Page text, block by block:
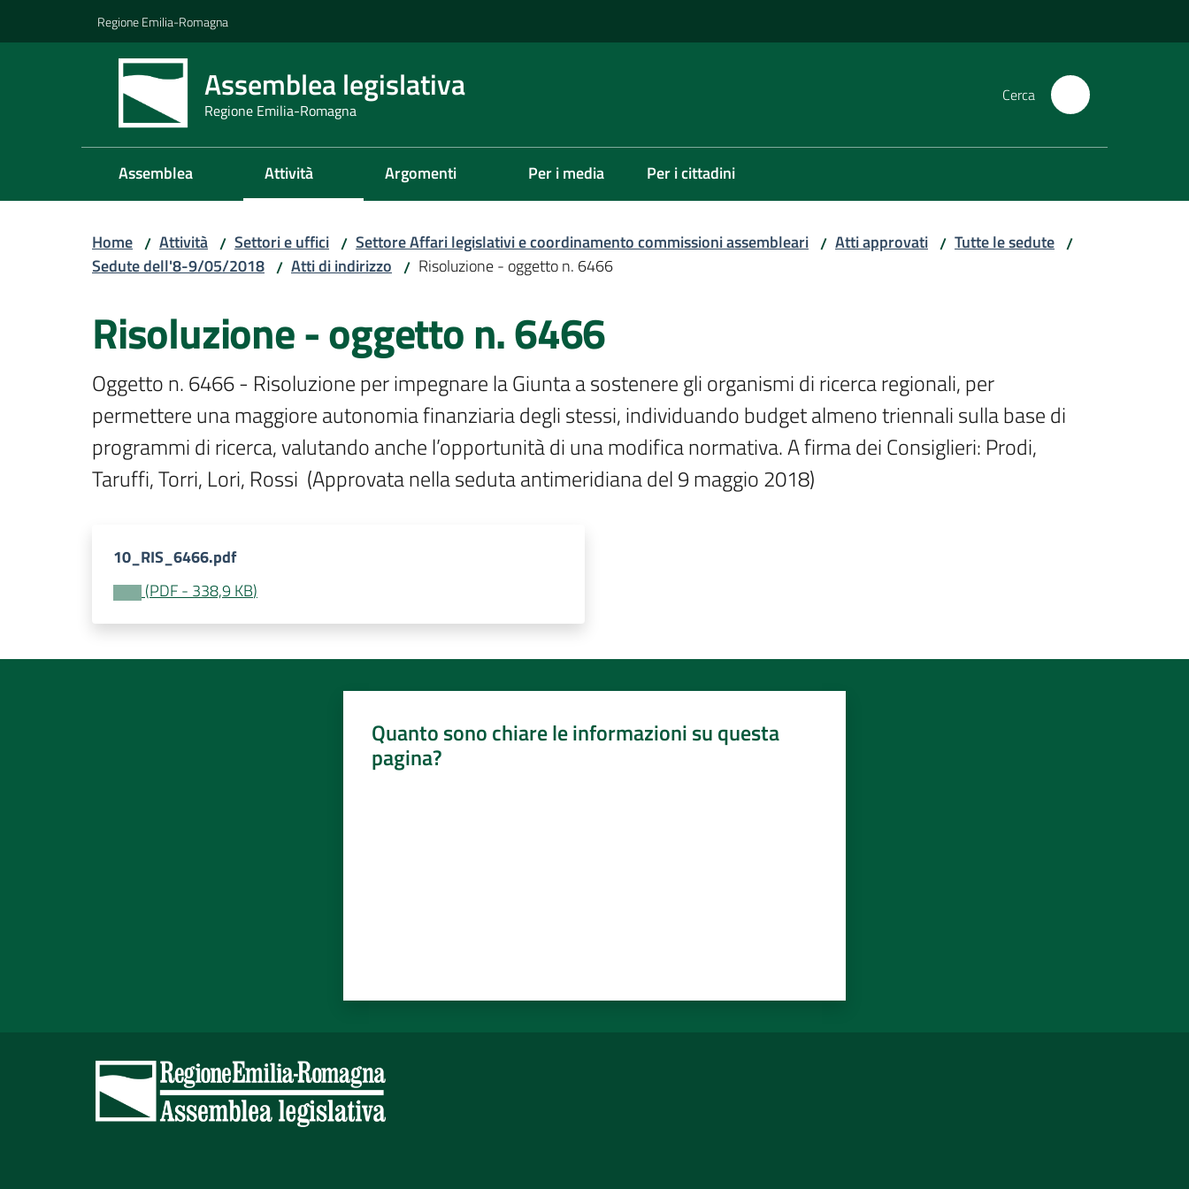
Regione Emilia-Romagna
Assemblea legislativa
Regione Emilia-Romagna
Cerca
Assemblea Attività Argomenti Per i media Per i cittadini
Home / Attività / Settori e uffici / Settore Affari legislativi e coordinamento commissioni assembleari / Atti approvati / Tutte le sedute /
Sedute dell'8-9/05/2018 / Atti di indirizzo / Risoluzione - oggetto n. 6466
Risoluzione - oggetto n. 6466
Oggetto n. 6466 - Risoluzione per impegnare la Giunta a sostenere gli organismi di ricerca regionali, per
permettere una maggiore autonomia finanziaria degli stessi, individuando budget almeno triennali sulla base di
programmi di ricerca, valutando anche l’opportunità di una modifica normativa. A firma dei Consiglieri: Prodi,
Taruffi, Torri, Lori, Rossi  (Approvata nella seduta antimeridiana del 9 maggio 2018)
10_RIS_6466.pdf
(PDF- 338,9 KB)
Quanto sono chiare le informazioni su questa
pagina?